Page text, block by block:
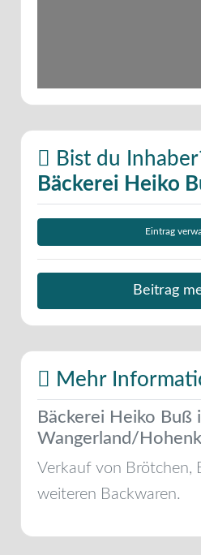
Bist du
Bäckerei Heiko
Eintrag
Beitrag
Mehr
Bäckerei Heiko Buß
Wangerland/
Verkauf von Brötchen,
weiteren Backwaren.